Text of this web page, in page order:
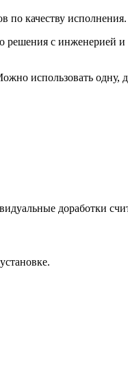
по качеству исполнения.
решения с инженерией и
использовать одну,
доработки